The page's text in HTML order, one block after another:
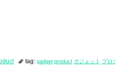
tag: gadget product ガジェット プロ